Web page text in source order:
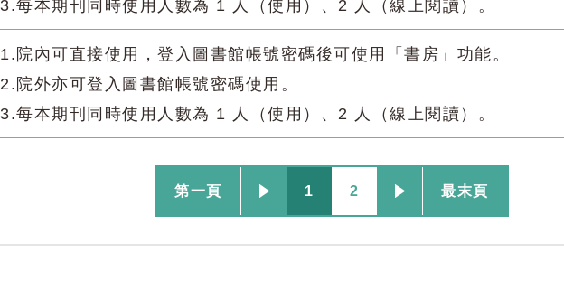
3.每本期刊同時使用人數為 1 人（使用）、2 人（線上閱讀）。
1.院內可直接使用，登入圖書館帳號密碼後可使用「書房」功能。
2.院外亦可登入圖書館帳號密碼使用。
3.每本期刊同時使用人數為 1 人（使用）、2 人（線上閱讀）。
第一頁 1 2 最末頁